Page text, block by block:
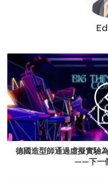
德國造型師通過虛擬實驗
——下一